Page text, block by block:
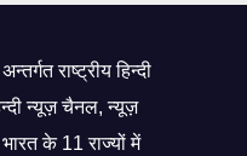
राष्ट्रीय हिन्दी
न्यूज़ चैनल, न्यूज़
के 11 राज्यों में